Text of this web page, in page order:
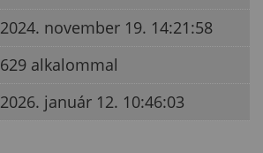
2024. november 19. 14:21:58
629 alkalommal
2026. január 12. 10:46:03